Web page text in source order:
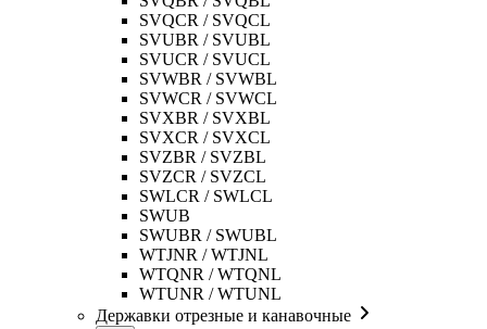
SVQCR / SVQCL
SVUBR / SVUBL
SVUCR / SVUCL
SVWBR / SVWBL
SVWCR / SVWCL
SVXBR / SVXBL
SVXCR / SVXCL
SVZBR / SVZBL
SVZCR / SVZCL
SWLCR / SWLCL
SWUB
SWUBR / SWUBL
WTJNR / WTJNL
WTQNR / WTQNL
WTUNR / WTUNL
Державки отрезные и канавочные